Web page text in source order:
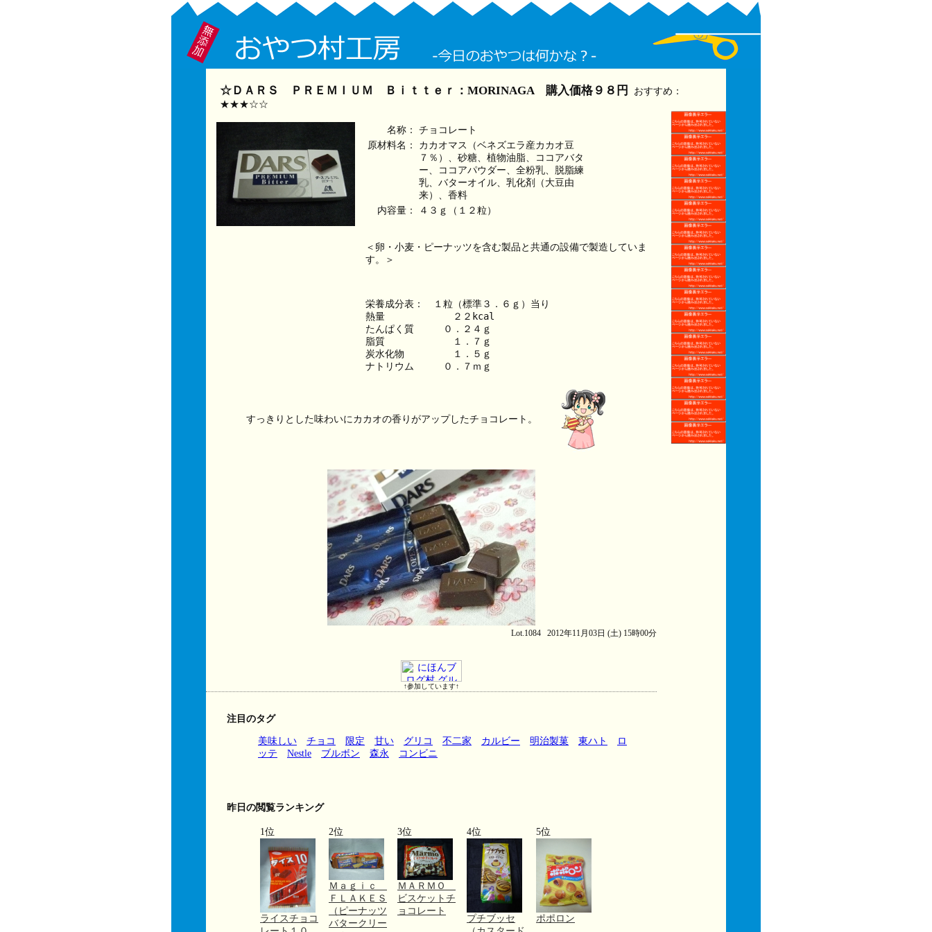
☆ＤＡＲＳ ＰＲＥＭＩＵＭ Ｂｉｔｔｅｒ：MORINAGA 購入価格９８円
おすすめ：
★★★☆☆
名称：
チョコレート
原材料名：
カカオマス（ベネズエラ産カカオ豆
７％）、砂糖、植物油脂、ココアバタ
ー、ココアパウダー、全粉乳、脱脂練
乳、バターオイル、乳化剤（大豆由
来）、香料
内容量：
４３ｇ（１２粒）
＜卵・小麦・ピーナッツを含む製品と共通の設備で製造していま
す。＞
栄養成分表：　１粒（標準３．６ｇ）当り
熱量　　　　　　　２２kcal
たんぱく質　　　０．２４ｇ
脂質　　　　　　　１．７ｇ
炭水化物　　　　　１．５ｇ
ナトリウム　　　０．７ｍｇ
すっきりとした味わいにカカオの香りがアップしたチョコレート。
Lot.1084 2012年11月03日 (土) 15時00分
↑参加しています↑
注目のタグ
美味しい チョコ 限定 甘い グリコ 不二家 カルビー 明治製菓 東ハト
ロ
ッテ
Nestle ブルボン 森永 コンビニ
昨日の閲覧ランキング
1位
ライスチョコ
2位
Ｍａｇｉｃ
ＦＬＡＫＥＳ
（ピーナッツ
バタークリー
3位
ＭＡＲＭＯ
ビスケットチ
ョコレート
4位
プチブッセ
5位
ポポロン